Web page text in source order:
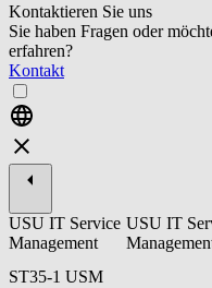
Kontaktieren Sie uns
Sie haben Fragen oder
erfahren?
Kontakt
USU IT Service
Management
ST35-1 USM
USU IT